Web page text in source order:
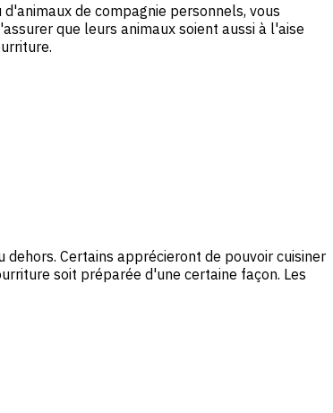
d'animaux de compagnie personnels, vous
que leurs animaux soient aussi à l'aise
Certains apprécieront de pouvoir cuisiner
soit préparée d'une certaine façon. Les